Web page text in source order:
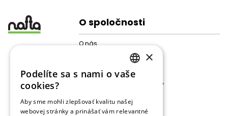
O spoločnosti
O nás
Štruktúra spoločnosti
Galéria
Ochrana osobných údajov
Činnosti
SLOVAK
RUSSIAN
×
Podelíte sa s nami o vaše
cookies?
Aby sme mohli zlepšovať kvalitu našej
webovej stránky a prinášať vám relevantné